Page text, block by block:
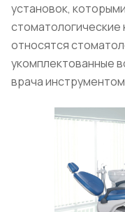
установок,
стоматологические
относятся
укомплектованные
врача